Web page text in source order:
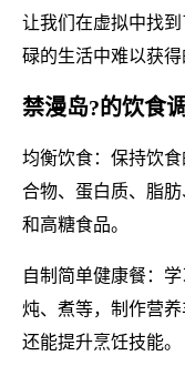
让我们在虚拟中找
碌的生活中难以获得
禁漫岛?的饮食
均衡饮食：保持饮
合物、蛋白质、脂
和高糖食品。
自制简单健康餐：
炖、煮等，制作营养
还能提升烹饪技能。